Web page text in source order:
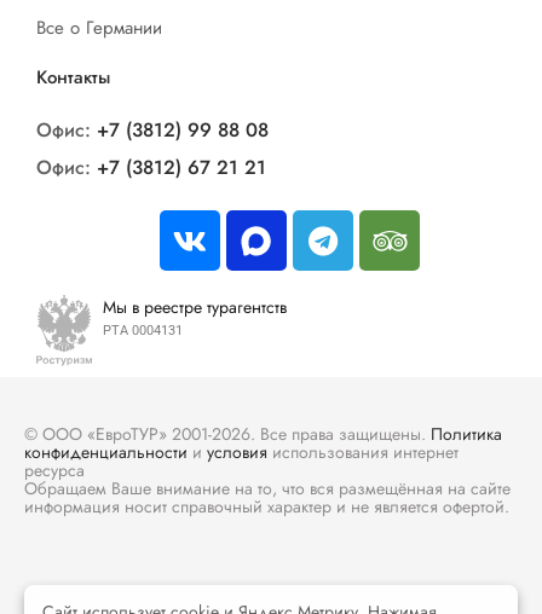
Все о Германии
Контакты
Офис: +7 (3812) 99 88 08
Офис: +7 (3812) 67 21 21
Мы в реестре турагентств
РТА 0004131
© ООО «ЕвроТУР» 2001-2026. Все права защищены. Политика
конфиденциальности и условия использования интернет
ресурса
Обращаем Ваше внимание на то, что вся размещённая на сайте
информация носит справочный характер и не является офертой.